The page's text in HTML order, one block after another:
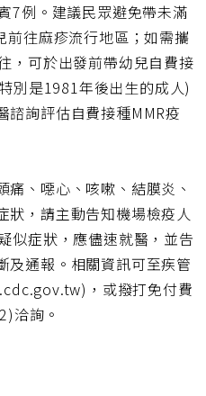
7例。建議民眾避免帶未滿
前往麻疹流行地區；如需攜
，可於出發前帶幼兒自費接
別是1981年後出生的成人)
諮詢評估自費接種MMR疫
、噁心、咳嗽、結膜炎、
狀，請主動告知機場檢疫人
似症狀，應儘速就醫，並告
及通報。相關資訊可至疾管
，或撥打免付費
洽詢。